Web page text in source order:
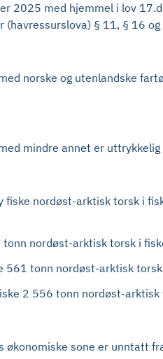
med hjemmel i lov
§ 11, § 16
norske og utenlandske
mindre annet er
nordøst-arktisk torsk i
nordøst-arktisk torsk i
tonn nordøst-arktisk
2 556 tonn nordøst-arktisk
sone er unntatt